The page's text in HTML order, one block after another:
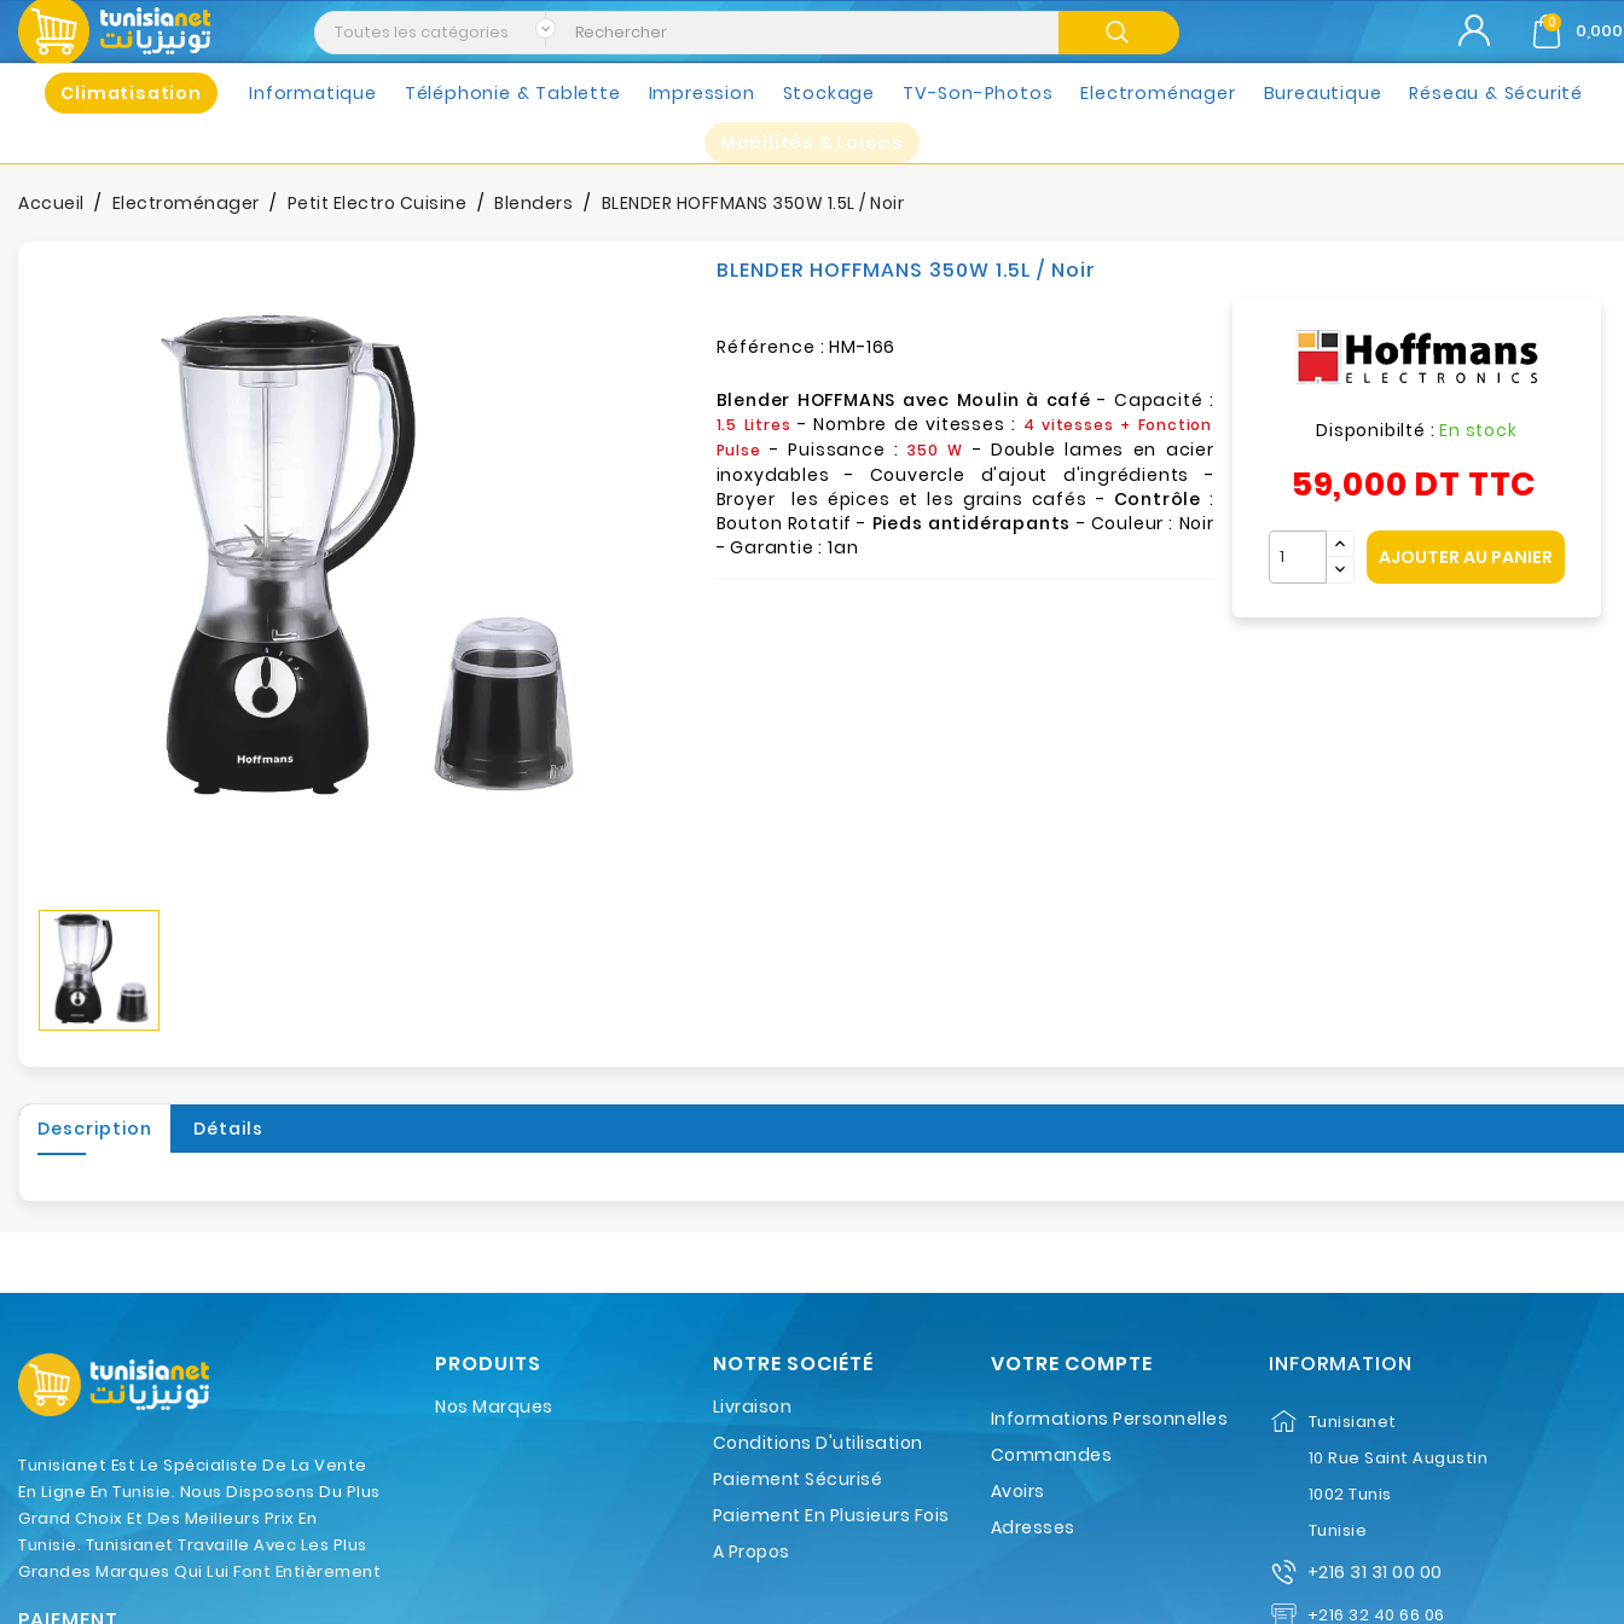
0
Climatisation Informatique Téléphonie & Tablette Impression Stockage TV-Son-Photos Electroménager Bureautique Réseau & Sécurité
Mobilités & Loisirs
Accueil Electroménager Petit Electro Cuisine Blenders BLENDER HOFFMANS 350W 1.5L / Noir
BLENDER HOFFMANS 350W 1.5L / Noir
Référence : HM-166
Blender HOFFMANS avec Moulin à café - Capacité :
1.5 Litres - Nombre de vitesses : 4 vitesses + Fonction
Pulse- Puissance : 350 W - Double lames en acier
inoxydables - Couvercle d'ajout d'ingrédients -
Broyer les épices et les grains cafés - Contrôle :
Bouton Rotatif - Pieds antidérapants - Couleur : Noir
- Garantie : 1an
Disponibilté :En stock
59,000 DT TTC
AJOUTER AU PANIER
Description Détails
Tunisianet Est Le Spécialiste De La Vente
En Ligne En Tunisie. Nous Disposons Du Plus
Grand Choix Et Des Meilleurs Prix En
Tunisie. Tunisianet Travaille Avec Les Plus
Grandes Marques Qui Lui Font Entièrement
PRODUITS
Nos Marques
NOTRE SOCIÉTÉ
Livraison
Conditions D'utilisation
Paiement Sécurisé
Paiement En Plusieurs Fois
A Propos
VOTRE COMPTE
Informations Personnelles
Commandes
Avoirs
Adresses
INFORMATION
Tunisianet
10 Rue Saint Augustin
1002 Tunis
Tunisie
+216 31 31 00 00
+216 32 40 66 06